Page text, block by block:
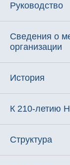
Руководство
Сведения о
организации
История
К 210-летию
Структура